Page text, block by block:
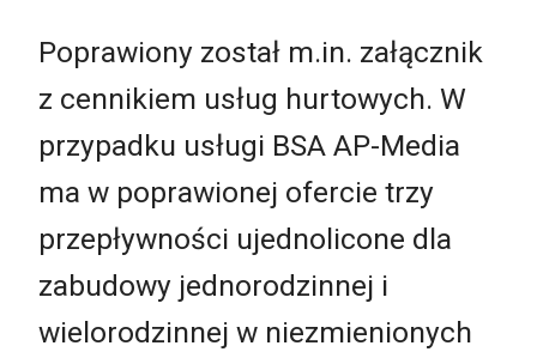
Poprawiony został m.in. załącznik
z cennikiem usług hurtowych. W
przypadku usługi BSA AP-Media
ma w poprawionej ofercie trzy
przepływności ujednolicone dla
zabudowy jednorodzinnej i
wielorodzinnej w niezmienionych